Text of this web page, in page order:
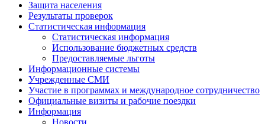
Защита населения
Результаты проверок
Статистическая информация
Статистическая информация
Использование бюджетных средств
Предоставляемые льготы
Информационные системы
Учрежденные СМИ
Участие в программах и международное сотрудничество
Официальные визиты и рабочие поездки
Информация
Новости